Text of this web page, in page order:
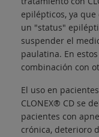
epilépticos, ya
un "status"
suspender el
paulatina. En
combinación con
El uso en
CLONEX® CD se
pacientes con
crónica, deterioro